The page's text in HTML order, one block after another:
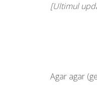
[Ultimul
Agar agar